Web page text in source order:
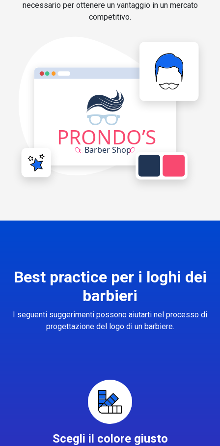
necessario per ottenere un vantaggio in un mercato
competitivo.
Best practice per i loghi dei
barbieri
I seguenti suggerimenti possono aiutarti nel processo di
progettazione del logo di un barbiere.
Scegli il colore giusto